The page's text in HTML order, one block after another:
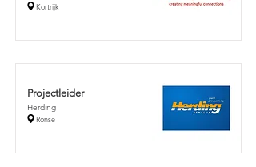
Kortrijk
Projectleider
Herding
Ronse